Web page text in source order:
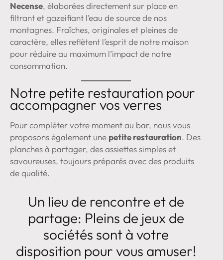
Necense, élaborées directement sur place en
filtrant et gazeifiant l’eau de source de nos
montagnes. Fraîches, originales et pleines de
caractère, elles reflètent l’esprit de notre maison
pour réduire au maximum l’impact de notre
consommation.
Notre petite restauration pour
accompagner vos verres
Pour compléter votre moment au bar, nous vous
proposons également une petite restauration. Des
planches à partager, des assiettes simples et
savoureuses, toujours préparés avec des produits
de qualité.
Un lieu de rencontre et de
partage: Pleins de jeux de
sociétés sont à votre
disposition pour vous amuser!